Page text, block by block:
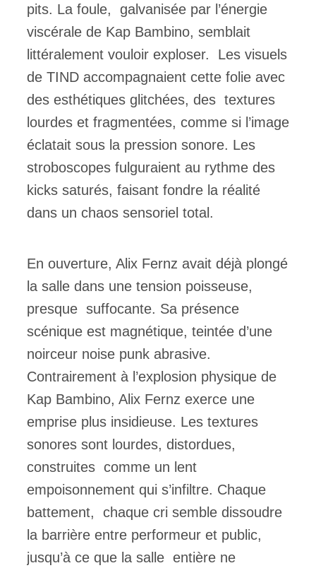
pits. La foule, galvanisée par l’énergie
viscérale de Kap Bambino, semblait
littéralement vouloir exploser. Les visuels
de TIND accompagnaient cette folie avec
des esthétiques glitchées, des textures
lourdes et fragmentées, comme si l’image
éclatait sous la pression sonore. Les
stroboscopes fulguraient au rythme des
kicks saturés, faisant fondre la réalité
dans un chaos sensoriel total.
En ouverture, Alix Fernz avait déjà plongé
la salle dans une tension poisseuse,
presque suffocante. Sa présence
scénique est magnétique, teintée d’une
noirceur noise punk abrasive.
Contrairement à l’explosion physique de
Kap Bambino, Alix Fernz exerce une
emprise plus insidieuse. Les textures
sonores sont lourdes, distordues,
construites comme un lent
empoisonnement qui s’infiltre. Chaque
battement, chaque cri semble dissoudre
la barrière entre performeur et public,
jusqu’à ce que la salle entière ne